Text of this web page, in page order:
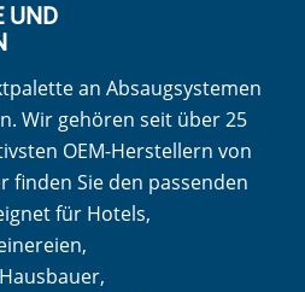
UND
an Absaugsystemen
Wir gehören seit über 25
OEM-Herstellern von
finden Sie den passenden
für Hotels,